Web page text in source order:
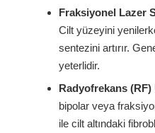
Fraksiyonel Lazer
Cilt yüzeyini
sentezini artırır.
yeterlidir.
Radyofrekans (RF)
bipolar veya
ile cilt altındaki